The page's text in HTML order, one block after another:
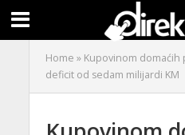
Home » Kupovinom domaćih
deficit od sedam milijardi KM